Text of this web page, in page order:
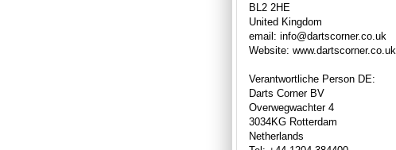
BL2 2HE
United Kingdom
email: info@dartscorner.co.uk
Website: www.dartscorner.co.uk
Verantwortliche Person DE:
Darts Corner BV
Overwegwachter 4
3034KG Rotterdam
Netherlands